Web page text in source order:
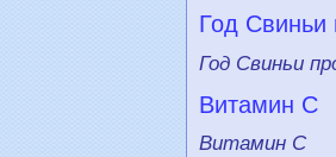
Год Свиньи
Год Свиньи
Витамин С
Витамин С